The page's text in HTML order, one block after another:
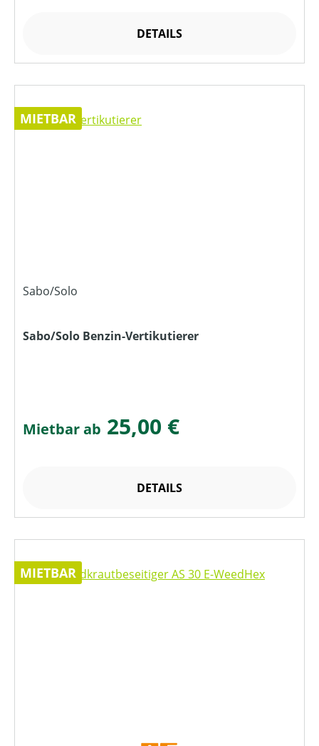
DETAILS
MIETBAR
Sabo/Solo
Sabo/Solo Benzin-Vertikutierer
Mietbar ab 25,00 €
DETAILS
MIETBAR